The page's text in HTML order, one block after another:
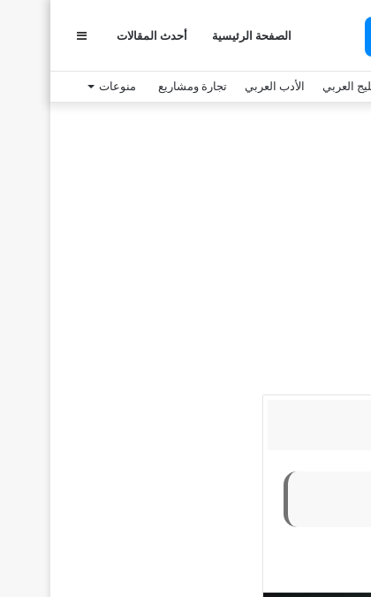
الصفحة الرئيسية أحدث المقالات
العربي الأدب العربي تجارة ومشاريع منوعات